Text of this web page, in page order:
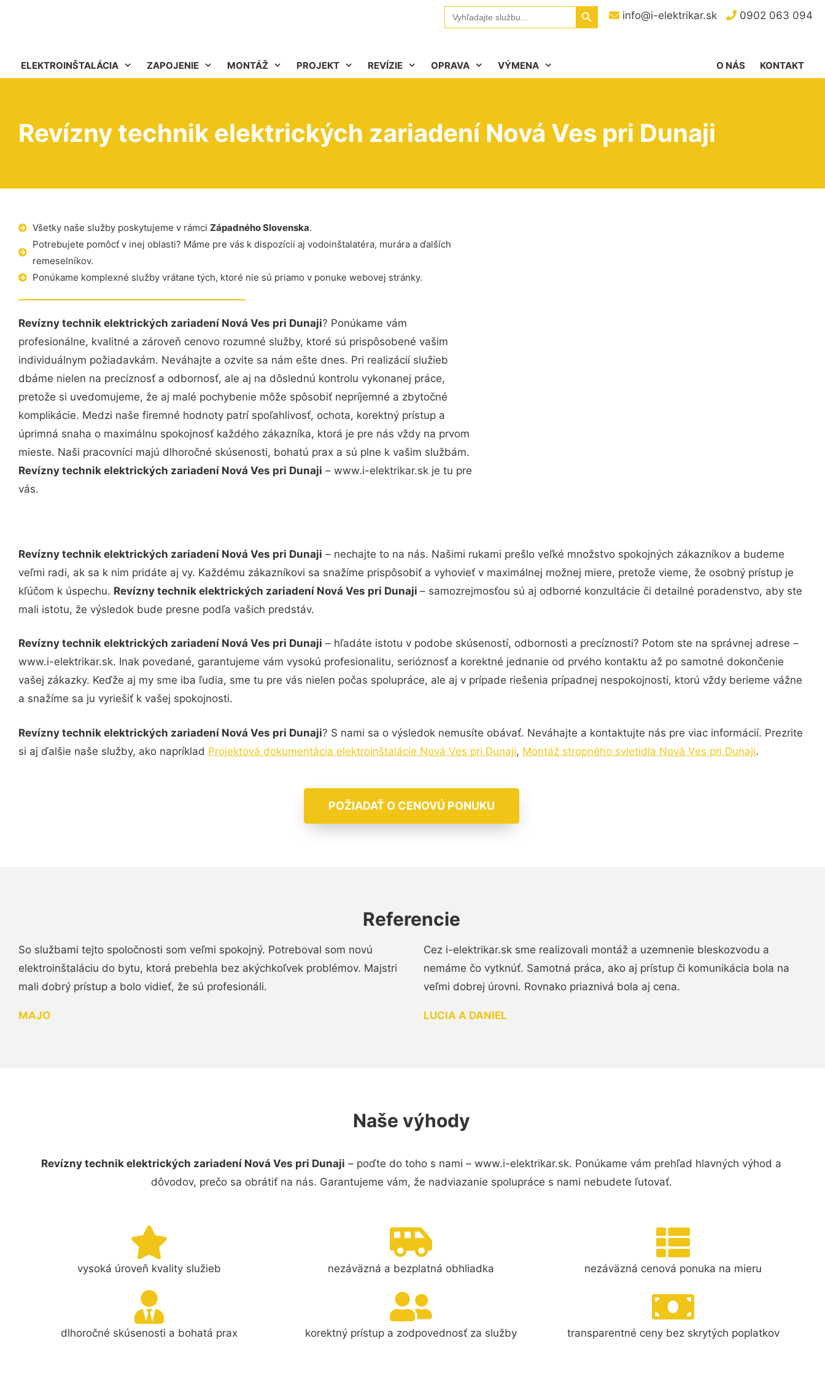
info@i-elektrikar.sk 0902 063 094
Search
for:
Search Button
ELEKTROINŠTALÁCIA ZAPOJENIE MONTÁŽ PROJEKT REVÍZIE OPRAVA VÝMENA KONTAKT
O NÁS
Revízny technik elektrických zariadení Nová Ves pri Dunaji
Všetky naše služby poskytujeme v rámci Západného Slovenska.
Potrebujete pomôcť v inej oblasti? Máme pre vás k dispozícii aj vodoinštalatéra, murára a ďalších
remeselníkov.
Ponúkame komplexné služby vrátane tých, ktoré nie sú priamo v ponuke webovej stránky.
Revízny technik elektrických zariadení Nová Ves pri Dunaji? Ponúkame vám
profesionálne, kvalitné a zároveň cenovo rozumné služby, ktoré sú prispôsobené vašim
individuálnym požiadavkám. Neváhajte a ozvite sa nám ešte dnes. Pri realizácií služieb
dbáme nielen na precíznosť a odbornosť, ale aj na dôslednú kontrolu vykonanej práce,
pretože si uvedomujeme, že aj malé pochybenie môže spôsobiť nepríjemné a zbytočné
komplikácie. Medzi naše firemné hodnoty patrí spoľahlivosť, ochota, korektný prístup a
úprimná snaha o maximálnu spokojnosť každého zákazníka, ktorá je pre nás vždy na prvom
mieste. Naši pracovníci majú dlhoročné skúsenosti, bohatú prax a sú plne k vašim službám.
Revízny technik elektrických zariadení Nová Ves pri Dunaji – www.i-elektrikar.sk je tu pre
vás.
Revízny technik elektrických zariadení Nová Ves pri Dunaji – nechajte to na nás. Našimi rukami prešlo veľké množstvo spokojných zákazníkov a budeme
veľmi radi, ak sa k nim pridáte aj vy. Každému zákazníkovi sa snažíme prispôsobiť a vyhovieť v maximálnej možnej miere, pretože vieme, že osobný prístup je
kľúčom k úspechu. Revízny technik elektrických zariadení Nová Ves pri Dunaji – samozrejmosťou sú aj odborné konzultácie či detailné poradenstvo, aby ste
mali istotu, že výsledok bude presne podľa vašich predstáv.
Revízny technik elektrických zariadení Nová Ves pri Dunaji – hľadáte istotu v podobe skúseností, odbornosti a precíznosti? Potom ste na správnej adrese –
www.i-elektrikar.sk. Inak povedané, garantujeme vám vysokú profesionalitu, serióznosť a korektné jednanie od prvého kontaktu až po samotné dokončenie
vašej zákazky. Keďže aj my sme iba ľudia, sme tu pre vás nielen počas spolupráce, ale aj v prípade riešenia prípadnej nespokojnosti, ktorú vždy berieme vážne
a snažíme sa ju vyriešiť k vašej spokojnosti.
Revízny technik elektrických zariadení Nová Ves pri Dunaji? S nami sa o výsledok nemusíte obávať. Neváhajte a kontaktujte nás pre viac informácií. Prezrite
si aj ďalšie naše služby, ako napríklad Projektová dokumentácia elektroinštalácie Nová Ves pri Dunaji, Montáž stropného svietidla Nová Ves pri Dunaji.
POŽIADAŤ O CENOVÚ PONUKU
Referencie
So službami tejto spoločnosti som veľmi spokojný. Potreboval som novú
elektroinštaláciu do bytu, ktorá prebehla bez akýchkoľvek problémov. Majstri
mali dobrý prístup a bolo vidieť, že sú profesionáli.
MAJO
Cez i-elektrikar.sk sme realizovali montáž a uzemnenie bleskozvodu a
nemáme čo vytknúť. Samotná práca, ako aj prístup či komunikácia bola na
veľmi dobrej úrovni. Rovnako priaznivá bola aj cena.
LUCIA A DANIEL
Naše výhody
Revízny technik elektrických zariadení Nová Ves pri Dunaji – poďte do toho s nami – www.i-elektrikar.sk. Ponúkame vám prehľad hlavných výhod a
dôvodov, prečo sa obrátiť na nás. Garantujeme vám, že nadviazanie spolupráce s nami nebudete ľutovať.
vysoká úroveň kvality služieb nezáväzná a bezplatná obhliadka nezáväzná cenová ponuka na mieru
dlhoročné skúsenosti a bohatá prax korektný prístup a zodpovednosť za služby transparentné ceny bez skrytých poplatkov